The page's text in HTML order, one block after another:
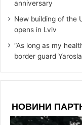
anniversary
New building of the
opens in Lviv
“As long as my
border guard